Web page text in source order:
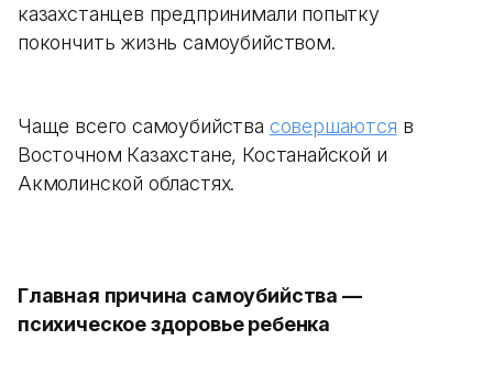
казахстанцев предпринимали попытку
покончить жизнь самоубийством.
Чаще всего самоубийства совершаются в
Восточном Казахстане, Костанайской и
Акмолинской областях.
Главная причина самоубийства —
психическое здоровье ребенка